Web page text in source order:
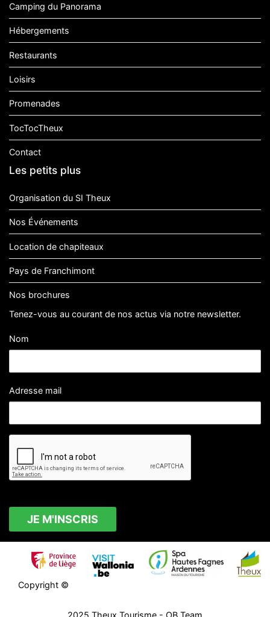
Camping du Panorama
Hébergements
Restaurants
Loisirs
Promenades
TocTocTheux
Contact
Les petits plus
Organisation du SI Theux
Nos Événements
Location de chapiteaux
Pays de Franchimont
Nos brochures
Tenez-vous au courant de nos actus via notre newsletter.
Nom
Adresse mail
Copyright ©
2025 Theux Tourisme - OB Team